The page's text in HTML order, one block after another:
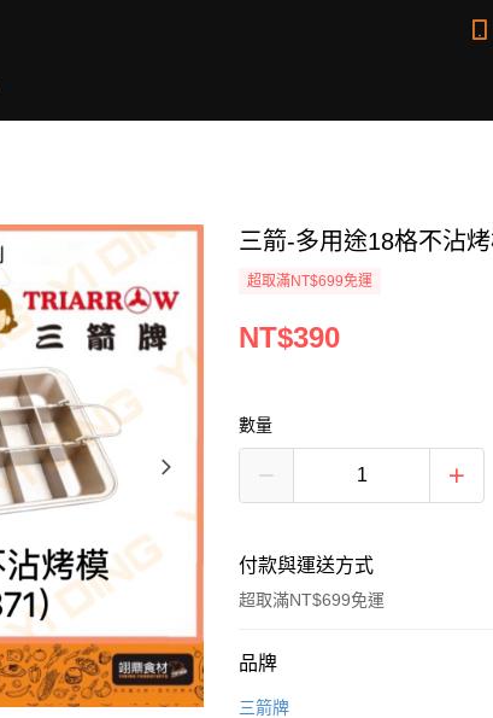
三箭-多用途18格不沾
超取滿NT$699免運
NT$390
數量
付款與運送方式
超取滿NT$699免運
付款方式
信用卡一次付款
品牌
三箭牌